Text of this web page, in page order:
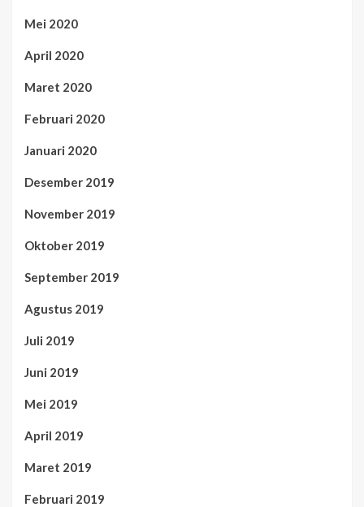
Mei 2020
April 2020
Maret 2020
Februari 2020
Januari 2020
Desember 2019
November 2019
Oktober 2019
September 2019
Agustus 2019
Juli 2019
Juni 2019
Mei 2019
April 2019
Maret 2019
Februari 2019